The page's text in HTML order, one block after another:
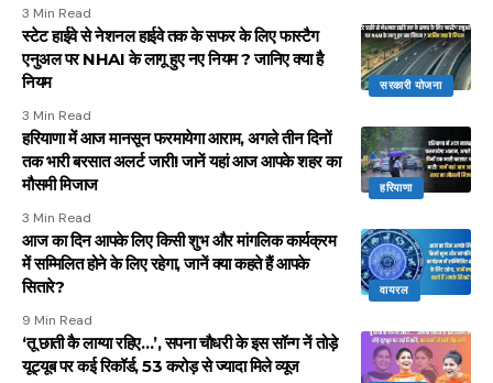
3 Min Read
सरकारी योजना
स्टेट हाईवे से नेशनल हाईवे तक के सफर के लिए फास्टैग
एनुअल पर NHAI के लागू हुए नए नियम ? जानिए क्या है
नियम
3 Min Read
हरियाणा
हरियाणा में आज मानसून फरमायेगा आराम, अगले तीन दिनों
तक भारी बरसात अलर्ट जारी! जानें यहां आज आपके शहर का
मौसमी मिजाज
3 Min Read
वायरल
आज का दिन आपके लिए किसी शुभ और मांगलिक कार्यक्रम
में सम्मिलित होने के लिए रहेगा, जानें क्या कहते हैं आपके
सितारे?
9 Min Read
‘तू छाती कै लाग्या रहिए…’, सपना चौधरी के इस सॉन्ग नें तोड़े
यूट्यूब पर कई रिकॉर्ड, 53 करोड़ से ज्यादा मिले व्यूज